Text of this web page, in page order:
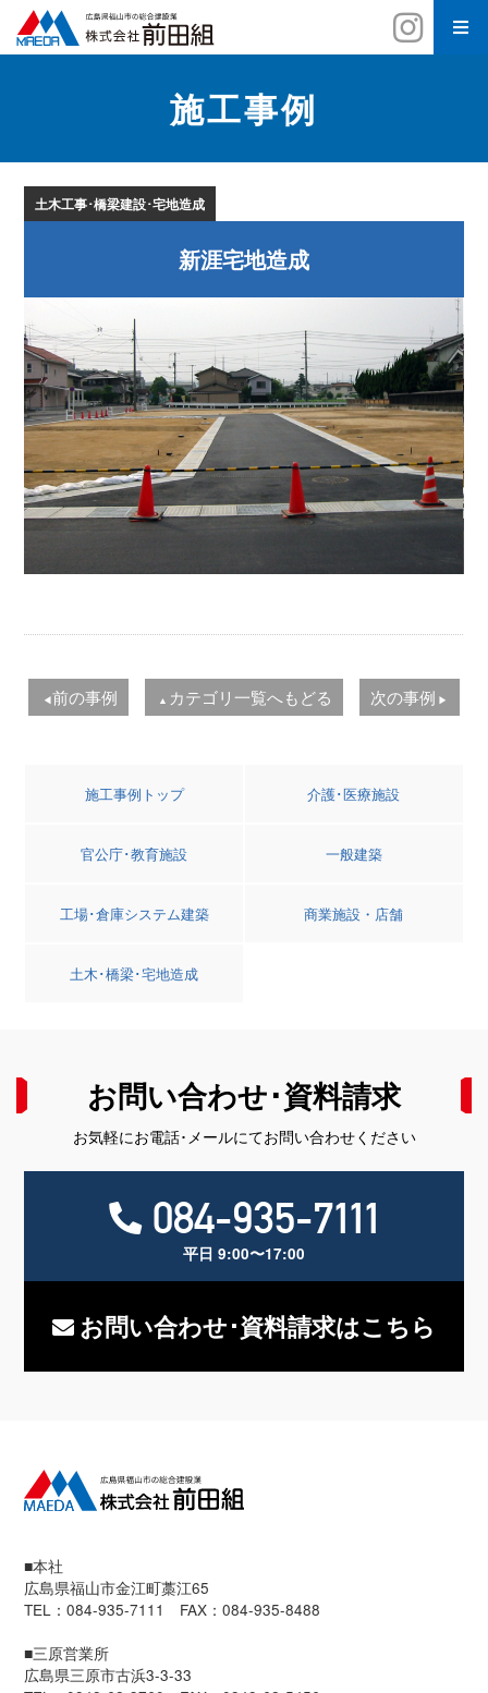
施工事例
土木工事･橋梁建設･宅地造成
新涯宅地造成
◀前の事例 ▲ カテゴリ一覧へもどる 次の事例 ▶
施工事例トップ 介護･医療施設
官公庁･教育施設 一般建築
工場･倉庫システム建築 商業施設・店舗
土木･橋梁･宅地造成
お問い合わせ･資料請求
お気軽にお電話･メールにてお問い合わせください
084-935-7111
平日 9:00〜17:00
お問い合わせ･資料請求はこちら
■本社
広島県福山市金江町藁江65
TEL：084-935-7111 FAX：084-935-8488
■三原営業所
広島県三原市古浜3-3-33